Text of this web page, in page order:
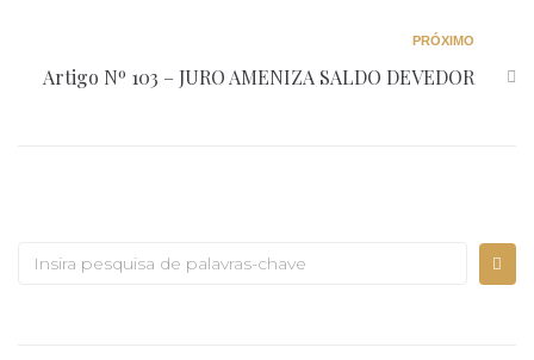
PRÓXIMO
Artigo Nº 103 – JURO AMENIZA SALDO DEVEDOR